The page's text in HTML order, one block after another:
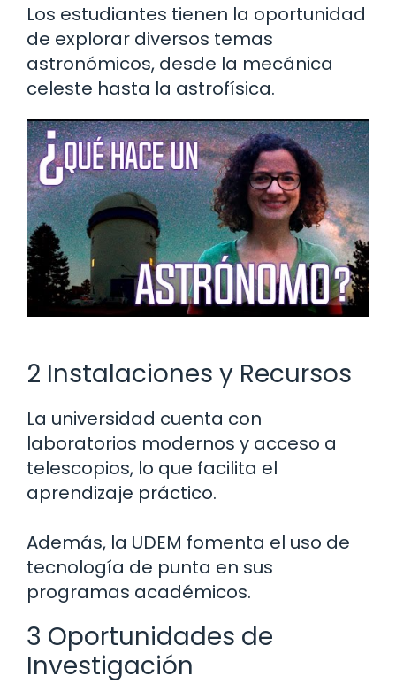
Los estudiantes tienen la oportunidad
de explorar diversos temas
astronómicos, desde la mecánica
celeste hasta la astrofísica.
2 Instalaciones y Recursos
La universidad cuenta con
laboratorios modernos y acceso a
telescopios, lo que facilita el
aprendizaje práctico.
Además, la UDEM fomenta el uso de
tecnología de punta en sus
programas académicos.
3 Oportunidades de
Investigación